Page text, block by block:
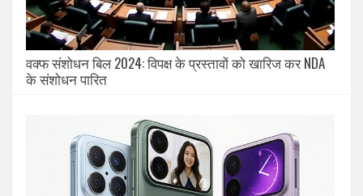
वक्फ संशोधन बिल 2024: विपक्ष के प्रस्तावों को खारिज कर NDA
के संशोधन पारित